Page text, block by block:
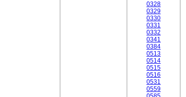
0328
0329
0330
0331
0332
0341
0384
0513
0514
0515
0516
0531
0559